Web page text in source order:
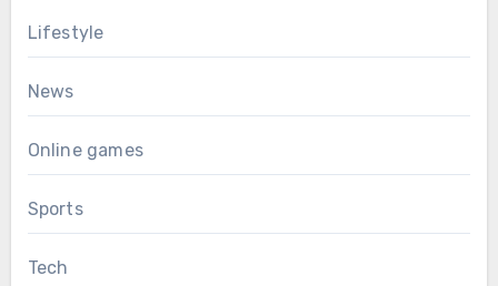
Lifestyle
News
Online games
Sports
Tech